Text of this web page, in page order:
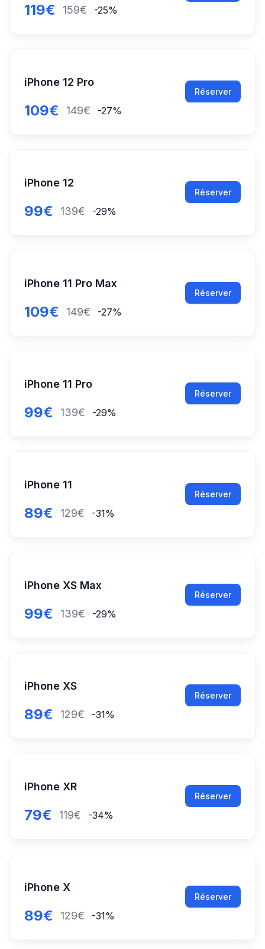
119€ 159€ -25%
iPhone 12 Pro
109€ 149€ -27%
Réserver
iPhone 12
99€ 139€ -29%
Réserver
iPhone 11 Pro Max
109€ 149€ -27%
Réserver
iPhone 11 Pro
99€ 139€ -29%
Réserver
iPhone 11
89€ 129€ -31%
Réserver
iPhone XS Max
99€ 139€ -29%
Réserver
iPhone XS
89€ 129€ -31%
Réserver
iPhone XR
79€ 119€ -34%
Réserver
iPhone X
89€ 129€ -31%
Réserver